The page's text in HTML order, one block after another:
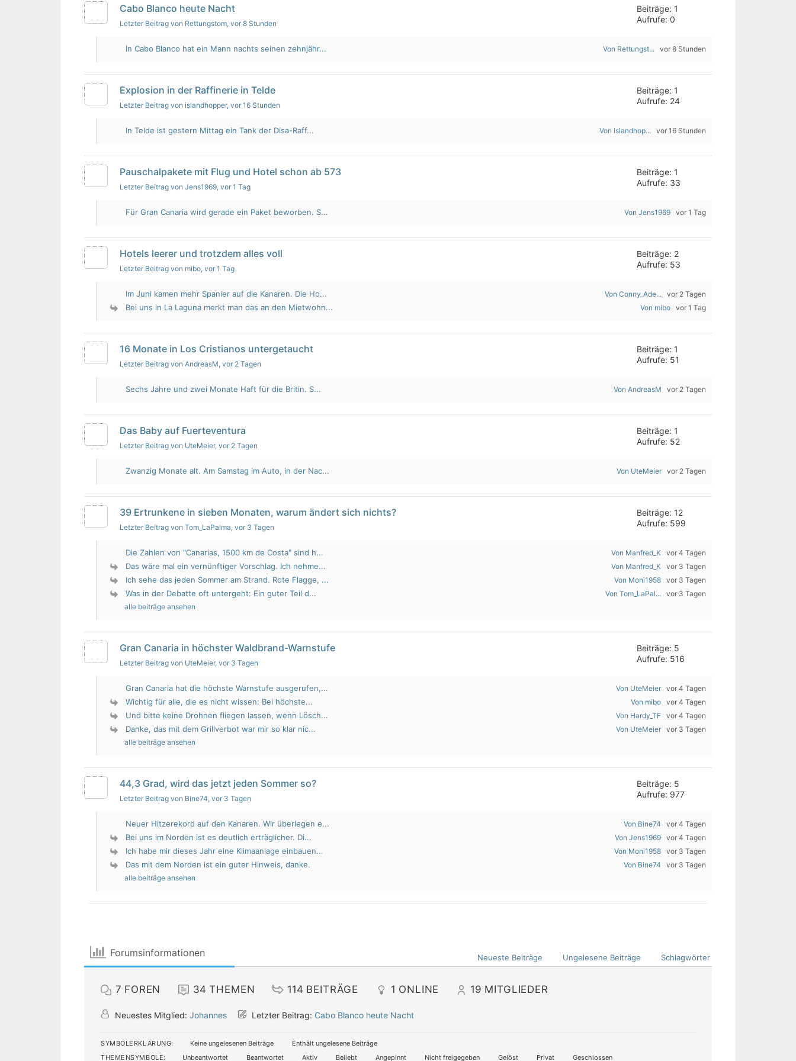
Cabo Blanco heute Nacht
Letzter Beitrag von Rettungstom, vor 8 Stunden
Beiträge: 1
Aufrufe: 0
In Cabo Blanco hat ein Mann nachts seinen zehnjähr... Von Rettungst... vor 8 Stunden
Explosion in der Raffinerie in Telde
Letzter Beitrag von islandhopper, vor 16 Stunden
Beiträge: 1
Aufrufe: 24
In Telde ist gestern Mittag ein Tank der Disa-Raff... Von islandhop... vor 16 Stunden
Pauschalpakete mit Flug und Hotel schon ab 573
Letzter Beitrag von Jens1969, vor 1 Tag
Beiträge: 1
Aufrufe: 33
Für Gran Canaria wird gerade ein Paket beworben. S... Von Jens1969 vor 1 Tag
Hotels leerer und trotzdem alles voll
Letzter Beitrag von mibo, vor 1 Tag
Beiträge: 2
Aufrufe: 53
Im Juni kamen mehr Spanier auf die Kanaren. Die Ho... Von Conny_Ade... vor 2 Tagen
Bei uns in La Laguna merkt man das an den Mietwohn... Von mibo vor 1 Tag
16 Monate in Los Cristianos untergetaucht
Letzter Beitrag von AndreasM, vor 2 Tagen
Beiträge: 1
Aufrufe: 51
Sechs Jahre und zwei Monate Haft für die Britin. S... Von AndreasM vor 2 Tagen
Das Baby auf Fuerteventura
Letzter Beitrag von UteMeier, vor 2 Tagen
Beiträge: 1
Aufrufe: 52
Zwanzig Monate alt. Am Samstag im Auto, in der Nac... Von UteMeier vor 2 Tagen
39 Ertrunkene in sieben Monaten, warum ändert sich nichts?
Letzter Beitrag von Tom_LaPalma, vor 3 Tagen
Beiträge: 12
Aufrufe: 599
Die Zahlen von "Canarias, 1500 km de Costa" sind h... Von Manfred_K vor 4 Tagen
Das wäre mal ein vernünftiger Vorschlag. Ich nehme... Von Manfred_K vor 3 Tagen
Ich sehe das jeden Sommer am Strand. Rote Flagge, ... Von Moni1958 vor 3 Tagen
Was in der Debatte oft untergeht: Ein guter Teil d... Von Tom_LaPal... vor 3 Tagen
alle beiträge ansehen
Gran Canaria in höchster Waldbrand-Warnstufe
Letzter Beitrag von UteMeier, vor 3 Tagen
Beiträge: 5
Aufrufe: 516
Gran Canaria hat die höchste Warnstufe ausgerufen,... Von UteMeier vor 4 Tagen
Wichtig für alle, die es nicht wissen: Bei höchste... Von mibo vor 4 Tagen
Und bitte keine Drohnen fliegen lassen, wenn Lösch... Von Hardy_TF vor 4 Tagen
Danke, das mit dem Grillverbot war mir so klar nic... Von UteMeier vor 3 Tagen
alle beiträge ansehen
44,3 Grad, wird das jetzt jeden Sommer so?
Letzter Beitrag von Bine74, vor 3 Tagen
Beiträge: 5
Aufrufe: 977
Neuer Hitzerekord auf den Kanaren. Wir überlegen e... Von Bine74 vor 4 Tagen
Bei uns im Norden ist es deutlich erträglicher. Di... Von Jens1969 vor 4 Tagen
Ich habe mir dieses Jahr eine Klimaanlage einbauen... Von Moni1958 vor 3 Tagen
Das mit dem Norden ist ein guter Hinweis, danke. Von Bine74 vor 3 Tagen
alle beiträge ansehen
Forumsinformationen Neueste Beiträge Ungelesene Beiträge Schlagwörter
7 FOREN 34 THEMEN 114 BEITRÄGE 1 ONLINE 19 MITGLIEDER
Neuestes Mitglied: Johannes Letzter Beitrag: Cabo Blanco heute Nacht
SYMBOLERKLÄRUNG: Keine ungelesenen Beiträge
Enthält ungelesene Beiträge
THEMENSYMBOLE:
Unbeantwortet Beantwortet Aktiv Beliebt Angepinnt Nicht freigegeben Gelöst Privat Geschlossen